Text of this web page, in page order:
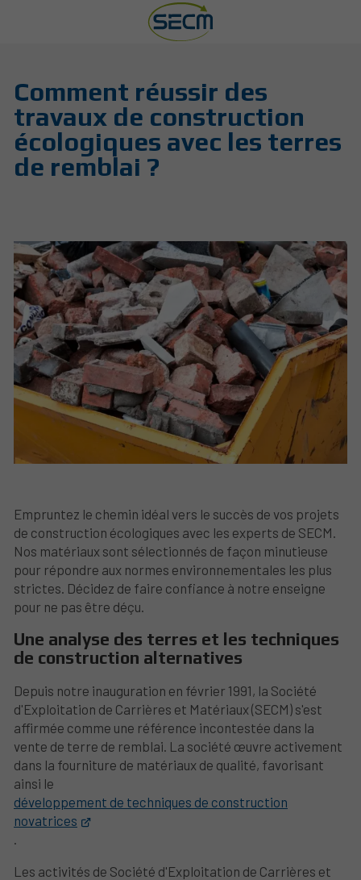
Comment réussir des
travaux de construction
écologiques avec les terres
de remblai ?
Empruntez le chemin idéal vers le succès de vos projets
de construction écologiques avec les experts de SECM.
Nos matériaux sont sélectionnés de façon minutieuse
pour répondre aux normes environnementales les plus
strictes. Décidez de faire confiance à notre enseigne
pour ne pas être déçu.
Une analyse des terres et les techniques
de construction alternatives
Depuis notre inauguration en février 1991, la Société
d'Exploitation de Carrières et Matériaux (SECM) s'est
affirmée comme une référence incontestée dans la
vente de terre de remblai. La société œuvre activement
dans la fourniture de matériaux de qualité, favorisant
ainsi le
développement de techniques de construction
novatrices
Les activités de Société d'Exploitation de Carrières et